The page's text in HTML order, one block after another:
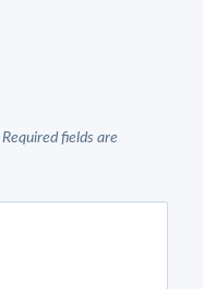
Required fields are